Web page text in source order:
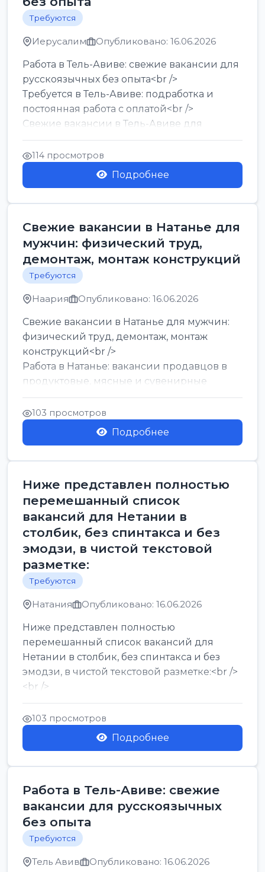
Требуются
Иерусалим Опубликовано: 16.06.2026
Работа в Тель-Авиве: свежие вакансии для
русскоязычных без опыта<br />
Требуется в Тель-Авиве: подработка и
постоянная работа с оплатой<br />
Свежие вакансии в Тель-Авиве для
мужчин и женщин от хозя...
114 просмотров
Подробнее
Свежие вакансии в Натанье для
мужчин: физический труд,
демонтаж, монтаж конструкций
Требуются
Наария Опубликовано: 16.06.2026
Свежие вакансии в Натанье для мужчин:
физический труд, демонтаж, монтаж
конструкций<br />
Работа в Натанье: вакансии продавцов в
продуктовые, мясные и сувенирные
лавки<br />
Разнорабочий на сборку м...
103 просмотров
Подробнее
Ниже представлен полностью
перемешанный список
вакансий для Нетании в
столбик, без спинтакса и без
эмодзи, в чистой текстовой
разметке:
Требуются
Натания Опубликовано: 16.06.2026
Ниже представлен полностью
перемешанный список вакансий для
Нетании в столбик, без спинтакса и без
эмодзи, в чистой текстовой разметке:<br />
<br />
Работа в Нетании на мебельном
производстве: требу...
103 просмотров
Подробнее
Работа в Тель-Авиве: свежие
вакансии для русскоязычных
без опыта
Требуются
Тель Авив Опубликовано: 16.06.2026